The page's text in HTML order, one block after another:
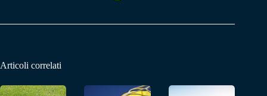
Articoli correlati